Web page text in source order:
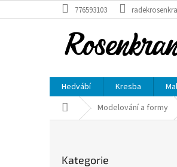
na
776593103
Hedvábí Kresba
Domů Modelování a formy
kategorie
Kategorie